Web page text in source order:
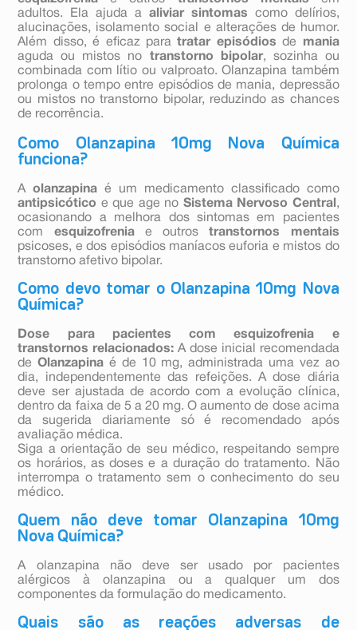
adultos. Ela ajuda a aliviar sintomas como delírios,
alucinações, isolamento social e alterações de humor.
Além disso, é eficaz paratratar episódios de mania
aguda ou mistos no transtorno bipolar, sozinha ou
combinada com lítio ou valproato. Olanzapina também
prolonga o tempo entre episódios de mania, depressão
ou mistos no transtorno bipolar, reduzindo as chances
de recorrência.
Como Olanzapina 10mg Nova Química
funciona?
Aolanzapina é um medicamento classificado como
antipsicótico e que age no Sistema Nervoso Central ,
ocasionando a melhora dos sintomas em pacientes
com esquizofreniae outrostranstornos mentais
psicoses, e dos episódios maníacos euforia e mistos do
transtorno afetivo bipolar.
Como devo tomar o Olanzapina 10mg Nova
Química?
Dose para pacientes com esquizofrenia e
transtornos relacionados: A dose inicial recomendada
deOlanzapina é de 10 mg, administrada uma vez ao
dia, independentemente das refeições. A dose diária
deve ser ajustada de acordo com a evolução clínica,
dentro da faixa de 5 a 20 mg. O aumento de dose acima
da sugerida diariamente só é recomendado após
avaliação médica.
Siga a orientação de seu médico, respeitando sempre
os horários, as doses e a duração do tratamento. Não
interrompa o tratamento sem o conhecimento do seu
médico.
Quem não deve tomar Olanzapina 10mg
Nova Química?
A olanzapina não deve ser usado por pacientes
alérgicos à olanzapina ou a qualquer um dos
componentes da formulação do medicamento.
Quais são as reações adversas de